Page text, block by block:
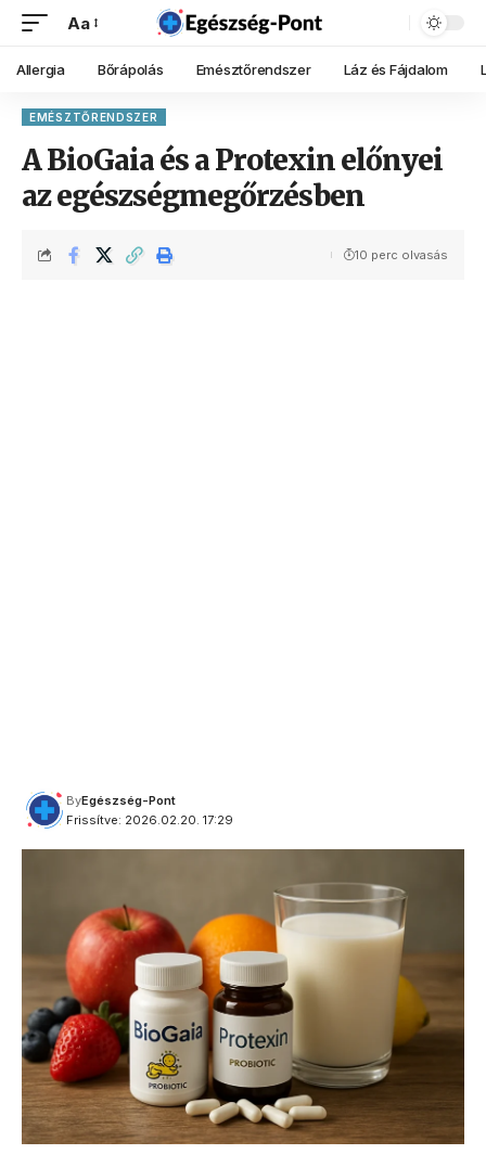
Aa
Allergia Bőrápolás Emésztőrendszer Láz és Fájdalom
EMÉSZTŐRENDSZER
A BioGaia és a Protexin előnyei
az egészségmegőrzésben
Frissítve: 2026.02.20. 17:29
ByEgészség-Pont
10 perc olvasás